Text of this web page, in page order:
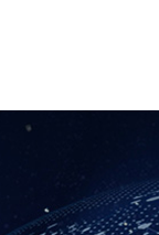
软件定制